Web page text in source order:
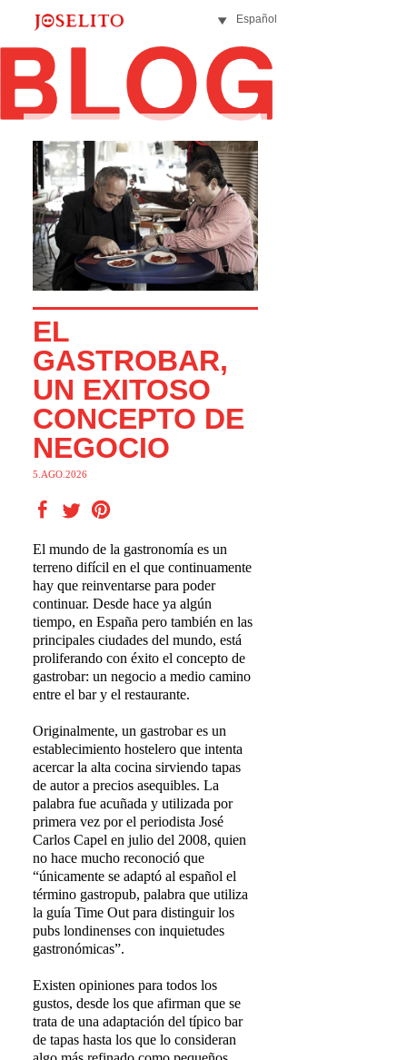
Español
EL
GASTROBAR,
UN EXITOSO
CONCEPTO DE
NEGOCIO
5.AGO.2026
El mundo de la gastronomía es un
terreno difícil en el que continuamente
hay que reinventarse para poder
continuar. Desde hace ya algún
tiempo, en España pero también en las
principales ciudades del mundo, está
proliferando con éxito el concepto de
gastrobar: un negocio a medio camino
entre el bar y el restaurante.
Originalmente, un gastrobar es un
establecimiento hostelero que intenta
acercar la alta cocina sirviendo tapas
de autor a precios asequibles. La
palabra fue acuñada y utilizada por
primera vez por el periodista José
Carlos Capel en julio del 2008, quien
no hace mucho reconoció que
“únicamente se adaptó al español el
término gastropub, palabra que utiliza
la guía Time Out para distinguir los
pubs londinenses con inquietudes
gastronómicas”.
Existen opiniones para todos los
gustos, desde los que afirman que se
trata de una adaptación del típico bar
de tapas hasta los que lo consideran